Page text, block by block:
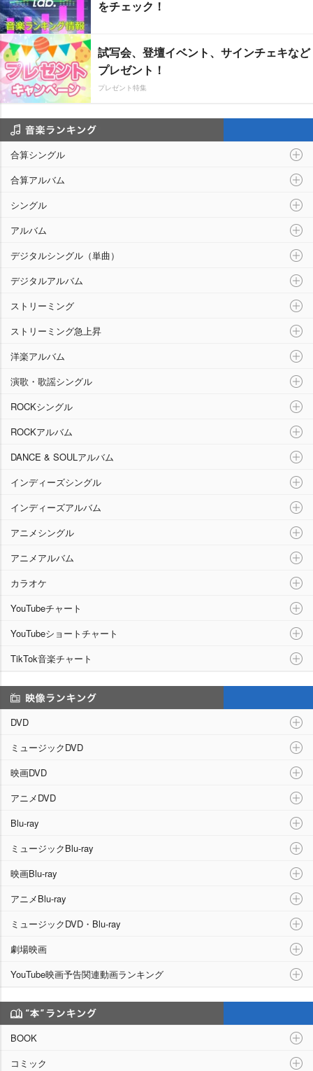
をチェック！
試写会、登壇イベント、サインチェキなど
プレゼント！
プレゼント特集
合算シングル
合算アルバム
シングル
アルバム
デジタルシングル（単曲）
デジタルアルバム
ストリーミング
ストリーミング急上昇
洋楽アルバム
演歌・歌謡シングル
ROCKシングル
ROCKアルバム
DANCE & SOULアルバム
インディーズシングル
インディーズアルバム
アニメシングル
アニメアルバム
カラオケ
YouTubeチャート
YouTubeショートチャート
TikTok音楽チャート
DVD
ミュージックDVD
映画DVD
アニメDVD
Blu-ray
ミュージックBlu-ray
映画Blu-ray
アニメBlu-ray
ミュージックDVD・Blu-ray
劇場映画
YouTube映画予告関連動画ランキング
BOOK
コミック